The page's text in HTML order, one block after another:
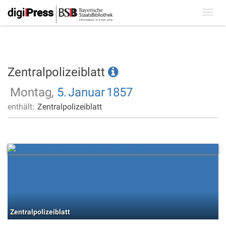
Zentralpolizeiblatt
Montag, 5.Januar1857
enthält: Zentralpolizeiblatt
Zentralpolizeiblatt